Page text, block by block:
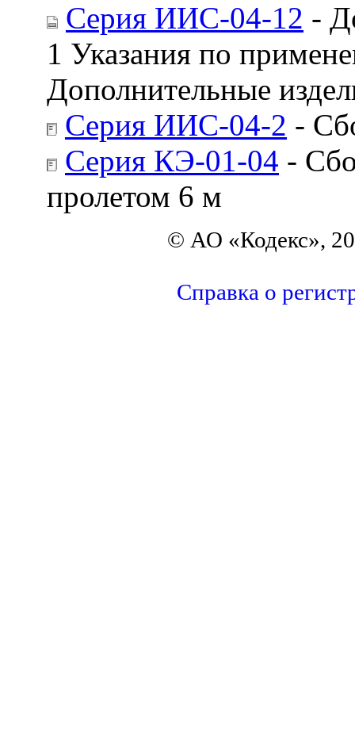
Серия ИИС-04-12 -
1 Указания по
Дополнительные
Серия ИИС-04-2 -
Серия КЭ-01-04 -
пролетом 6 м
© АО «Кодекс»,
Справка о